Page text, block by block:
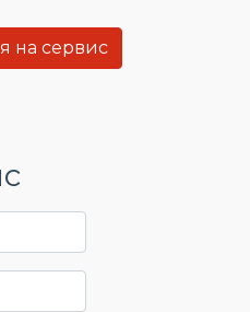
на сервис